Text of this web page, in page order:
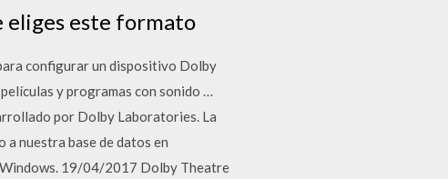
eliges este formato
configurar un dispositivo Dolby
y programas con sonido …
por Dolby Laboratories. La
nuestra base de datos en
19/04/2017 Dolby Theatre